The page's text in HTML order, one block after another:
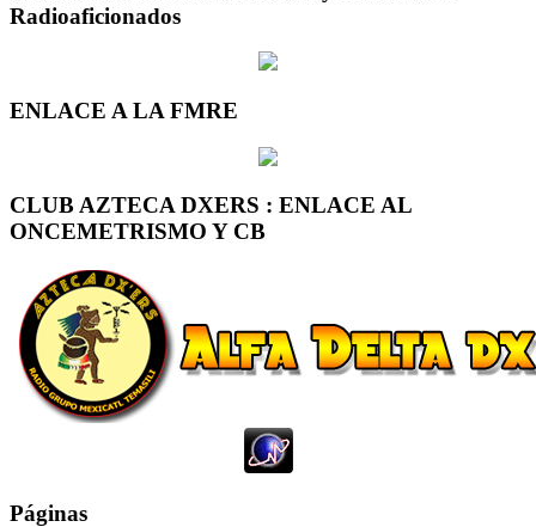
Radioaficionados
ENLACE A LA FMRE
CLUB AZTECA DXERS : ENLACE AL
ONCEMETRISMO Y CB
Páginas